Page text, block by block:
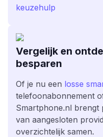
keuzehulp
Vergelijk en
besparen
Of je nu een losse
telefoonabonnement
Smartphone.nl brengt
van aangesloten
overzichtelijk samen.